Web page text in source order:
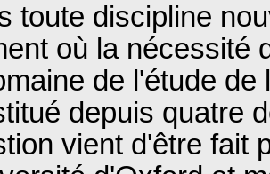
toute discipline
où la nécessité
de l'étude
depuis quatre
vient d'être fait